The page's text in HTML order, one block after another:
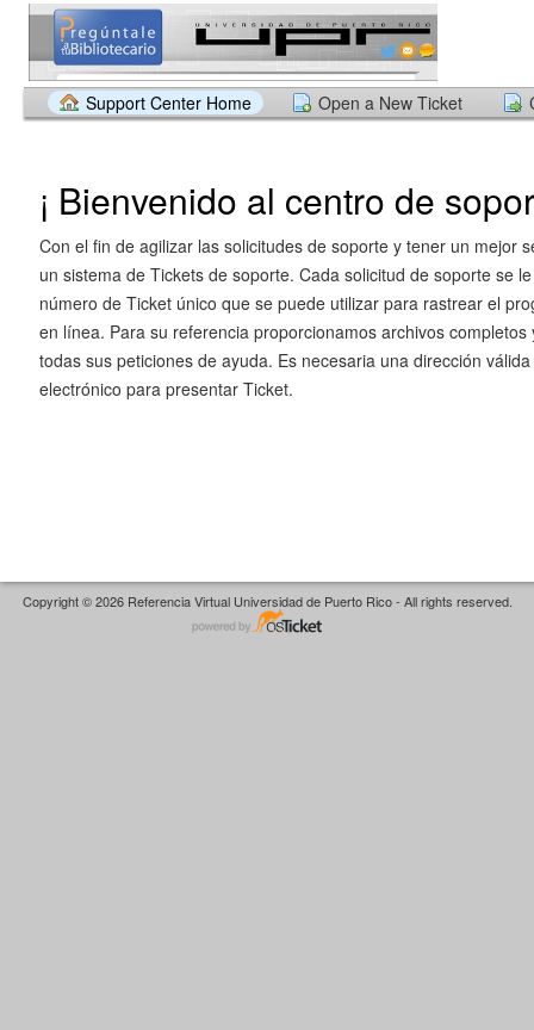
Support Center Home Open a New Ticket
¡ Bienvenido al centro de
Con el fin de agilizar las solicitudes de soporte y tener un mejor
un sistema de Tickets de soporte. Cada solicitud de soporte se
número de Ticket único que se puede utilizar para rastrear el
en línea. Para su referencia proporcionamos archivos completos
todas sus peticiones de ayuda. Es necesaria una dirección
electrónico para presentar Ticket.
Copyright © 2026 Referencia Virtual Universidad de Puerto Rico - All rights reserved.